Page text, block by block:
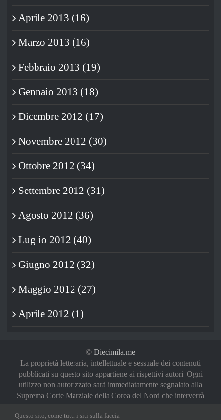
Aprile 2013 (16)
Marzo 2013 (16)
Febbraio 2013 (19)
Gennaio 2013 (18)
Dicembre 2012 (17)
Novembre 2012 (30)
Ottobre 2012 (34)
Settembre 2012 (31)
Agosto 2012 (36)
Luglio 2012 (40)
Giugno 2012 (32)
Maggio 2012 (27)
Aprile 2012 (1)
© Diecimila.me
La proprietà letteraria, intellettuale e sessuale dei contenuti
pubblicati su questo sito appartiene ai rispettivi autori. Ogni
utilizzo non autorizzato sarà immediatamente segnalato alla
Suprema Corte Marziale della Corea del Nord che interverrà
abbiamo avvertiti)
Questo sito, come tutti i siti sulla faccia